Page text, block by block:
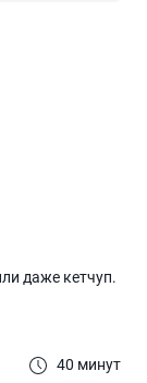
даже кетчуп.
40 минут